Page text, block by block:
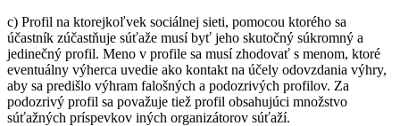
c) Profil na ktorejkoľvek sociálnej sieti, pomocou ktorého sa
účastník zúčastňuje súťaže musí byť jeho skutočný súkromný a
jedinečný profil. Meno v profile sa musí zhodovať s menom, ktoré
eventuálny výherca uvedie ako kontakt na účely odovzdania výhry,
aby sa predišlo výhram falošných a podozrivých profilov. Za
podozrivý profil sa považuje tiež profil obsahujúci množstvo
súťažných príspevkov iných organizátorov súťaží.